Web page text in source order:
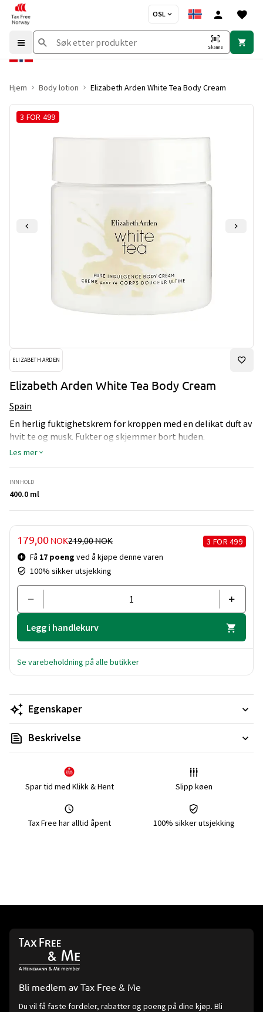
OSL
Skanne
Hjem Body lotion Elizabeth Arden White Tea Body Cream
3 FOR 499
ELIZABETH ARDEN
Elizabeth Arden White Tea Body Cream
Spain
En herlig fuktighetskrem for kroppen med en delikat duft av
hvit te og musk. Fukter og skjemmer bort huden.
Les mer
INNHOLD
400.0 ml
Pris og mengde
Få 17 poeng ved å kjøpe denne varen
100% sikker utsjekking
TILBUDSPRIS
179,00 NOKPRIS FØR AVSLAG
219,00NOK 3 FOR 499
Legg i handlekurv
Se varebeholdning på alle butikker
Egenskaper
Beskrivelse
Spar tid med Klikk & Hent Slipp køen
Tax Free har alltid åpent 100% sikker utsjekking
Bli medlem av Tax Free & Me
Du vil få faste fordeler, rabatter og poeng på dine kjøp. Bli